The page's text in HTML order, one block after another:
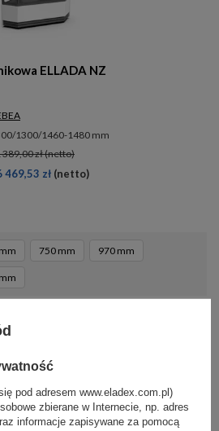
ELLADA NZ
1300/1460-1480 mm
389,00 zł(netto)
469,53 zł (netto)
750 mm 970 mm
pod adresem www.eladex.com.pl)
zbierane w Internecie, np. adres
informacje zapisywane za pomocą